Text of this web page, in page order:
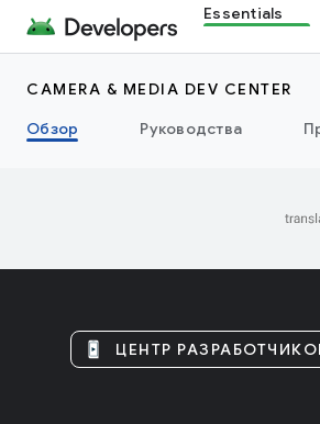
Essentials
CAMERA & MEDIA DEV CENTER
Обзор
Руководства
ЦЕНТР